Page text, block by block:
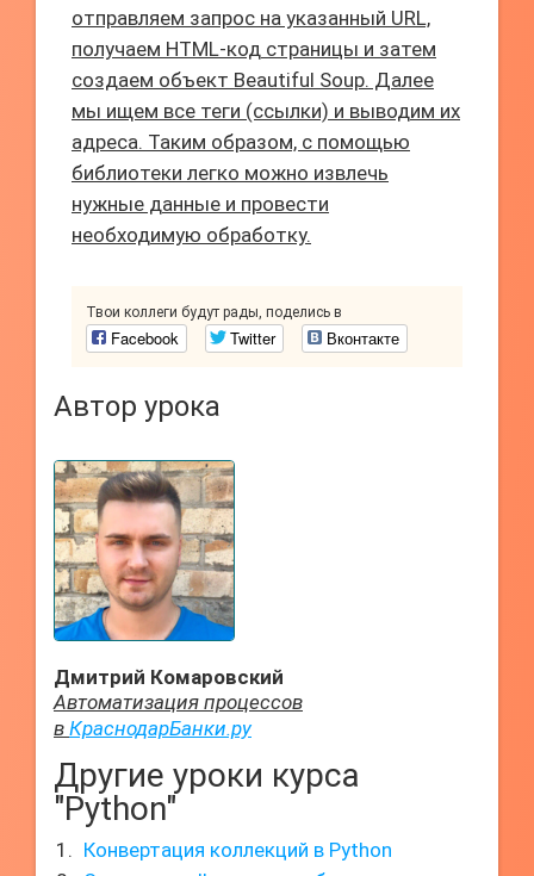
отправляем запрос на указанный URL,
получаем HTML-код страницы и затем
создаем объект Beautiful Soup. Далее
мы ищем все теги (ссылки) и выводим их
адреса. Таким образом, с помощью
библиотеки легко можно извлечь
нужные данные и провести
необходимую обработку.
Твои коллеги будут рады, поделись в
Facebook Twitter Вконтакте
Автор урока
Дмитрий Комаровский
Автоматизация процессов
в КраснодарБанки.ру
Другие уроки курса
"Python"
Конвертация коллекций в Python